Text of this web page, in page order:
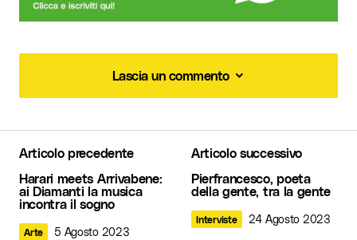
Lascia un commento
Il tuo indirizzo email non sarà pubblicato.
campi obbligatori sono contrassegnati *
Commento *
Articolo precedente
Harari meets Arrivabene:
ai Diamanti la musica
incontra il sogno
Arte 5 Agosto 2023
Articolo successivo
Pierfrancesco, poeta
della gente, tra la gente
Interviste 24 Agosto 2023